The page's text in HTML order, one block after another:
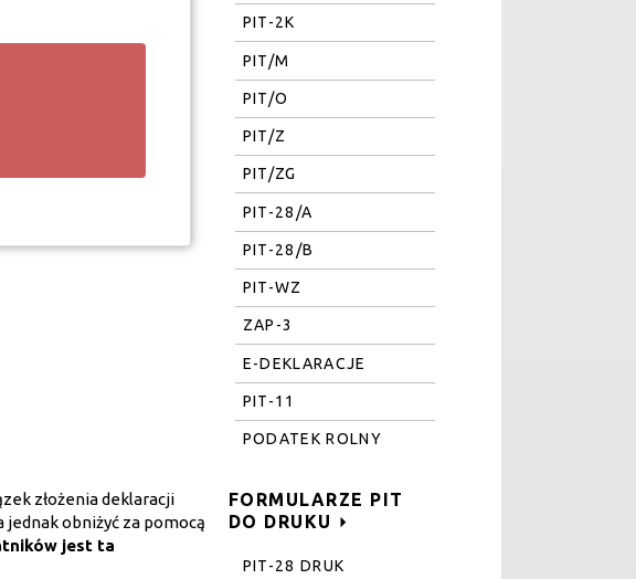
złożenia deklaracji
jednak obniżyć za pomocą
jest ta
PIT-2K
PIT/M
PIT/O
PIT/Z
PIT/ZG
PIT-28/A
PIT-28/B
PIT-WZ
ZAP-3
E-DEKLARACJE
PIT-11
PODATEK ROLNY
FORMULARZE PIT
DO DRUKU
PIT-28 DRUK